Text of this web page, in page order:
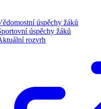
úspěchy žáků
úspěchy žáků
rozvrh